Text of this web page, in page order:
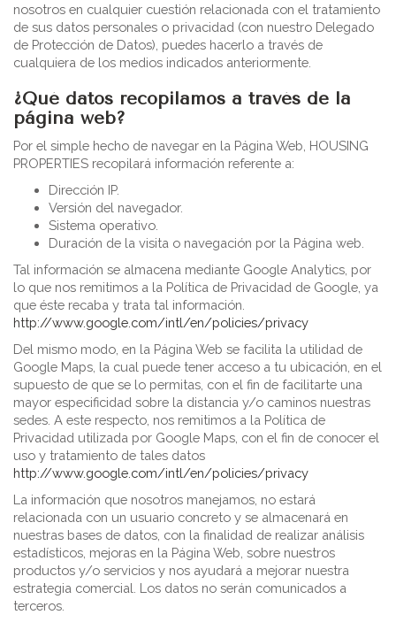
nosotros en cualquier cuestión relacionada con el tratamiento
de sus datos personales o privacidad (con nuestro Delegado
de Protección de Datos), puedes hacerlo a través de
cualquiera de los medios indicados anteriormente.
¿Qué datos recopilamos a través de la
página web?
Por el simple hecho de navegar en la Página Web, HOUSING
PROPERTIES recopilará información referente a:
Dirección IP.
Versión del navegador.
Sistema operativo.
Duración de la visita o navegación por la Página web.
Tal información se almacena mediante Google Analytics, por
lo que nos remitimos a la Política de Privacidad de Google, ya
que éste recaba y trata tal información.
http://www.google.com/intl/en/policies/privacy
Del mismo modo, en la Página Web se facilita la utilidad de
Google Maps, la cual puede tener acceso a tu ubicación, en el
supuesto de que se lo permitas, con el fin de facilitarte una
mayor especificidad sobre la distancia y/o caminos nuestras
sedes. A este respecto, nos remitimos a la Política de
Privacidad utilizada por Google Maps, con el fin de conocer el
uso y tratamiento de tales datos
http://www.google.com/intl/en/policies/privacy
La información que nosotros manejamos, no estará
relacionada con un usuario concreto y se almacenará en
nuestras bases de datos, con la finalidad de realizar análisis
estadísticos, mejoras en la Página Web, sobre nuestros
productos y/o servicios y nos ayudará a mejorar nuestra
estrategia comercial. Los datos no serán comunicados a
terceros.